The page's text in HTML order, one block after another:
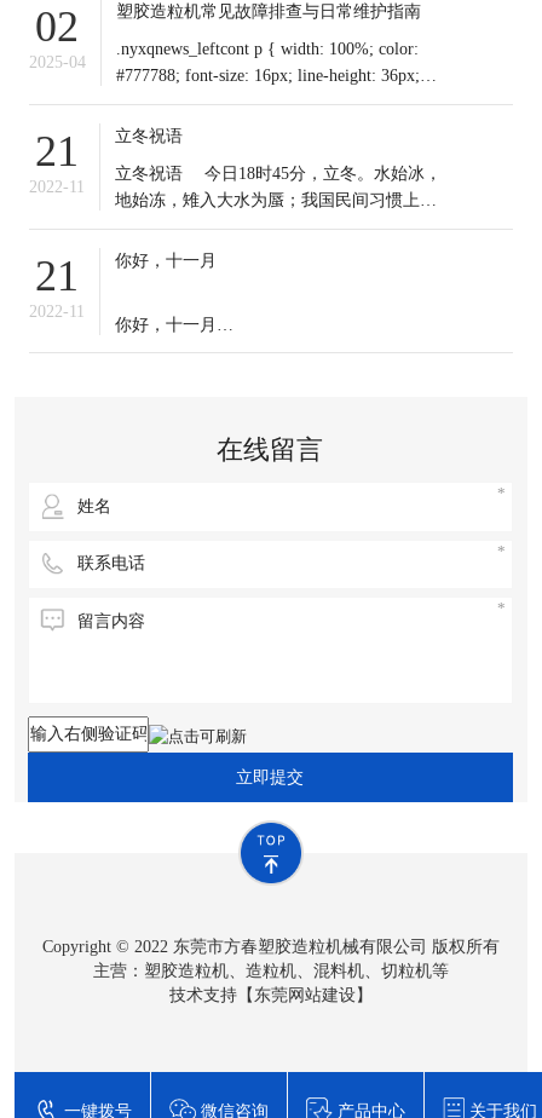
02
2025-04
塑胶造粒机常见故障排查与日常维护指南
.nyxqnews_leftcont p { width: 100%; color:
#777788; font-size: 16px; line-height: 36px;
text-indent: 0em !important; mar
21
2022-11
立冬祝语
​立冬祝语 今日18时45分，立冬。水始冰，
地始冻，雉入大水为蜃；我国民间习惯上把
这一天作为冬季之始；冬天到来，今日起我
们应保证充足睡眠，多晒太阳，适时锻炼，
子碗，冻掉耳朵没人管”的说法。你那里立冬
吃啥？冬天来了，
21
2022-11
你好，十一月
你好，十一月
在线留言
立即提交
Copyright © 2022 东莞市方春塑胶造粒机械有限公司 版权所有
主营：塑胶造粒机、造粒机、混料机、切粒机等
技术支持【东莞网站建设】
一键拨号 微信咨询 产品中心 关于我们